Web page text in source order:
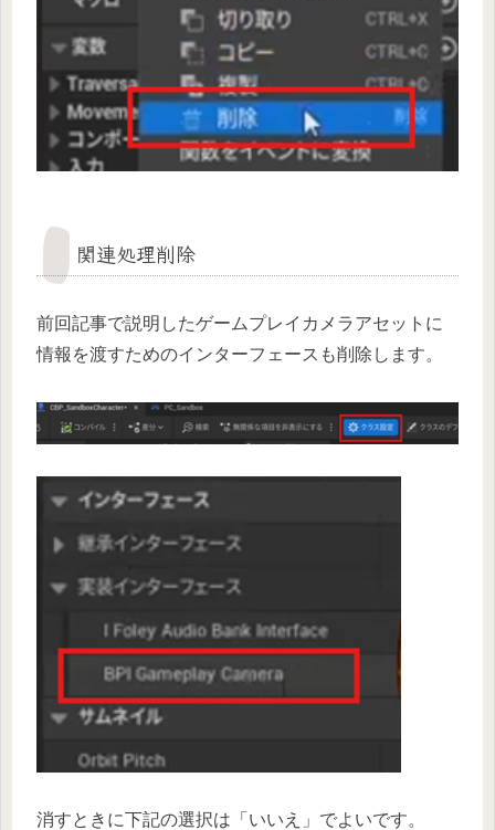
関連処理削除
前回記事で説明したゲームプレイカメラアセットに
情報を渡すためのインターフェースも削除します。
消すときに下記の選択は「いいえ」でよいです。